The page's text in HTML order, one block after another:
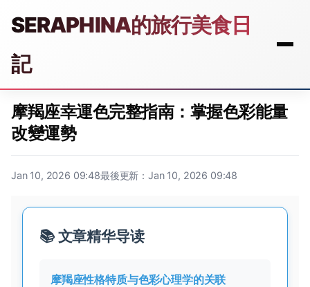
SERAPHINA的旅行美食日
記
摩羯座幸運色完整指南：掌握色彩能量
改變運勢
Jan 10, 2026 09:48最後更新：Jan 10, 2026 09:48
📚 文章精华导读
摩羯座性格特质与色彩心理学的关联